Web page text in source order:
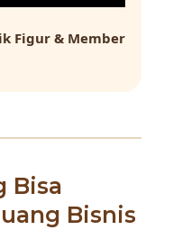
Figur & Member
Bisa
Bisnis